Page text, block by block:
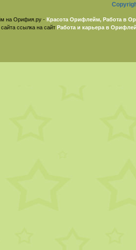
на Орифия.ру - Красота Орифлейм, Работа в
ссылка на сайт Работа и карьера в